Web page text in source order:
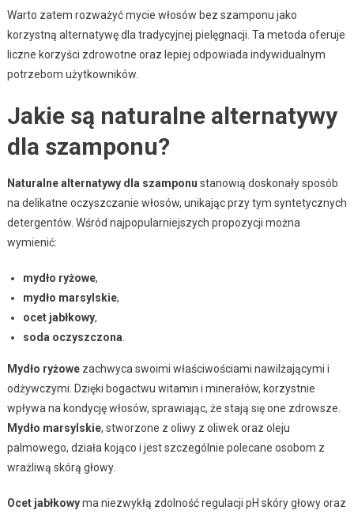
Warto zatem rozważyć mycie włosów bez szamponu jako
korzystną alternatywę dla tradycyjnej pielęgnacji. Ta metoda oferuje
liczne korzyści zdrowotne oraz lepiej odpowiada indywidualnym
potrzebom użytkowników.
Jakie są naturalne alternatywy
dla szamponu?
Naturalne alternatywy dla szamponu stanowią doskonały sposób
na delikatne oczyszczanie włosów, unikając przy tym syntetycznych
detergentów. Wśród najpopularniejszych propozycji można
wymienić:
mydło ryżowe,
mydło marsylskie,
ocet jabłkowy,
soda oczyszczona
Mydło ryżowezachwyca swoimi właściwościami nawilżającymi i
odżywczymi. Dzięki bogactwu witamin i minerałów, korzystnie
wpływa na kondycję włosów, sprawiając, że stają się one zdrowsze.
Mydło marsylskie, stworzone z oliwy z oliwek oraz oleju
palmowego, działa kojąco i jest szczególnie polecane osobom z
wrażliwą skórą głowy.
Ocet jabłkowyma niezwykłą zdolność regulacji pH skóry głowy oraz